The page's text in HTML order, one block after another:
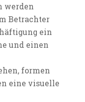
werden
Betrachter
ein
und einen
formen
eine visuelle